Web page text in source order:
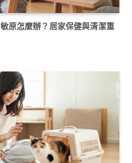
原怎麼辦？居家保健與清潔重